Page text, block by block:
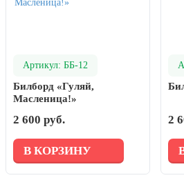
Артикул: ББ-12
Билборд «Гуляй,
Масленица!»
2 600 руб.
В КОРЗИНУ
2